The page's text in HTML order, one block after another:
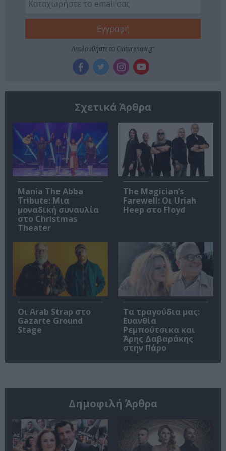
Ακολουθήστε το Culturenow.gr
Σχετικά Άρθρα
Mania The Abba
Tribute: Μια
μοναδική συναυλία
στο Christmas
Theater
The Magician’s
Farewell: Οι Uriah
Heep στο Floyd
Οι Arab Strap στο
Gazarte Ground
Stage
Τα τραγούδια μας:
Ευανθία
Ρεμπούτσικα και
Άρης Δαβαράκης
στην Πάρο
Δημοφιλή Άρθρα